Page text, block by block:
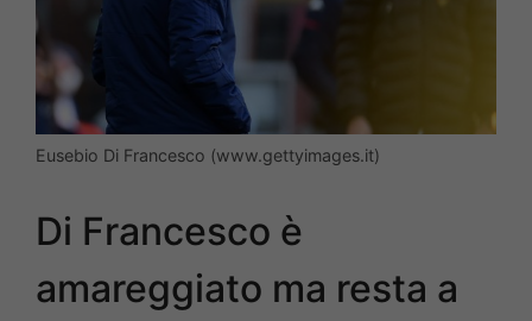
Eusebio Di Francesco (www.gettyimages.it)
Di Francesco è
amareggiato ma resta a